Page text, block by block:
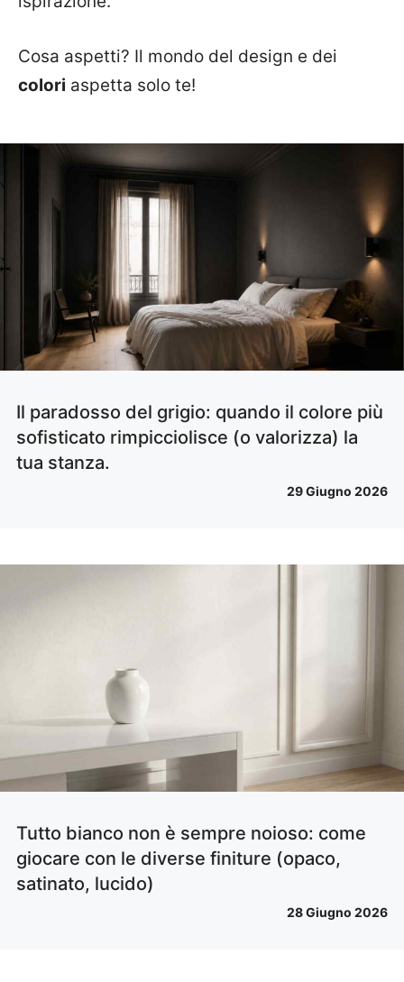
Cosa aspetti? Il mondo del design e dei
colori aspetta solo te!
Il paradosso del grigio: quando il colore più
sofisticato rimpicciolisce (o valorizza) la
tua stanza.
29 Giugno 2026
Tutto bianco non è sempre noioso: come
giocare con le diverse finiture (opaco,
satinato, lucido)
28 Giugno 2026